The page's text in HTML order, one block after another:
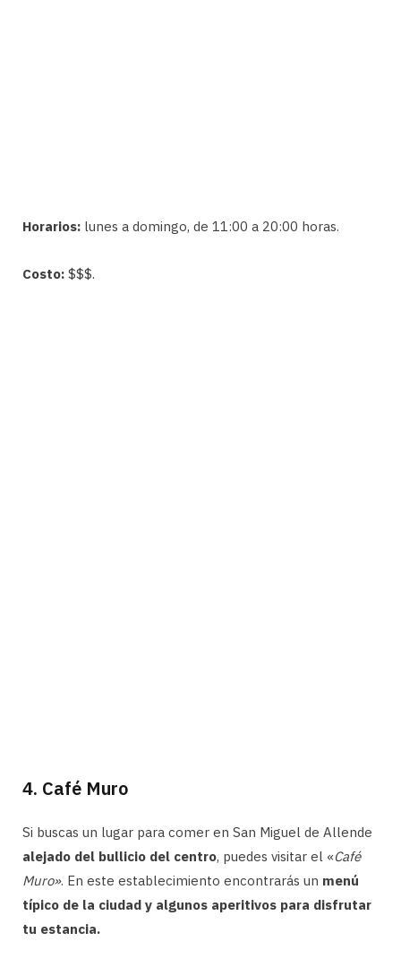
Horarios: lunes a domingo, de 11:00 a 20:00 horas.
Costo: $$$.
4. Café Muro
Si buscas un lugar para comer en San Miguel de Allende
alejado del bullicio del centro, puedes visitar el «Café
Muro». En este establecimiento encontrarás un menú
típico de la ciudad y algunos aperitivos para disfrutar
tu estancia.